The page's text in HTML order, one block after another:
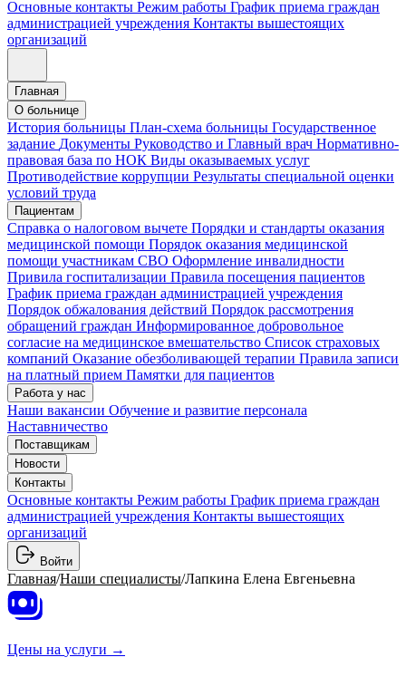
Основные контакты Режим работы График приема граждан
администрацией учреждения Контакты вышестоящих
организаций
Главная
О больнице
История больницы План-схема больницы Государственное
задание Документы Руководство и Главный врач Нормативно-
правовая база по НОК Виды оказываемых услуг
Противодействие коррупции Результаты специальной оценки
условий труда
Пациентам
Справка о налоговом вычете Порядки и стандарты оказания
медицинской помощи Порядок оказания медицинской
помощи участникам СВО Оформление инвалидности
Привила госпитализации Правила посещения пациентов
График приема граждан администрацией учреждения
Порядок обжалования действий Порядок рассмотрения
обращений граждан Информированное добровольное
согласие на медицинское вмешательство Список страховых
компаний Оказание обезболивающей терапии Правила записи
на платный прием Памятки для пациентов
Работа у нас
Наши вакансии Обучение и развитие персонала
Наставничество
Поставщикам
Новости
Контакты
Основные контакты Режим работы График приема граждан
администрацией учреждения Контакты вышестоящих
организаций
Войти
Главная/Наши специалисты/Лапкина Елена Евгеньевна
Цены на услуги →